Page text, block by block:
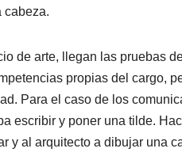
cabeza.
de arte, llegan las pruebas
propias del cargo,
Para el caso de los
escribir y poner una tilde.
y al arquitecto a dibujar una